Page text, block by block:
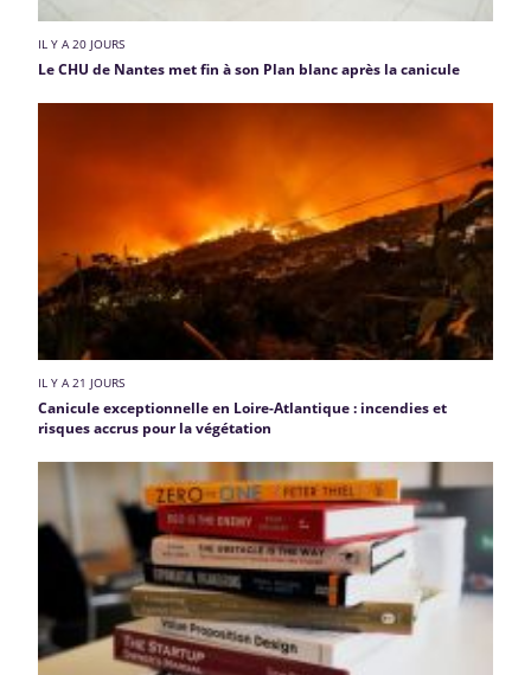
IL Y A 20 JOURS
Le CHU de Nantes met fin à son Plan blanc après la canicule
IL Y A 21 JOURS
Canicule exceptionnelle en Loire-Atlantique : incendies et
risques accrus pour la végétation